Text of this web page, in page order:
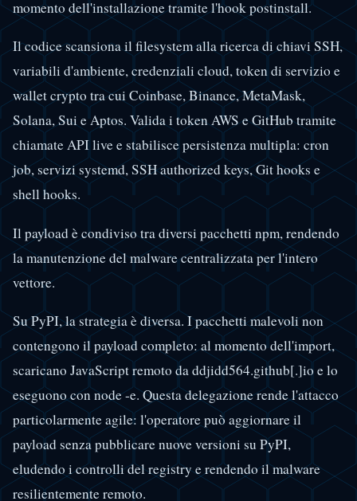
momento dell'installazione tramite l'hook postinstall.
Il codice scansiona il filesystem alla ricerca di chiavi SSH,
variabili d'ambiente, credenziali cloud, token di servizio e
wallet crypto tra cui Coinbase, Binance, MetaMask,
Solana, Sui e Aptos. Valida i token AWS e GitHub tramite
chiamate API live e stabilisce persistenza multipla: cron
job, servizi systemd, SSH authorized keys, Git hooks e
shell hooks.
Il payload è condiviso tra diversi pacchetti npm, rendendo
la manutenzione del malware centralizzata per l'intero
vettore.
Su PyPI, la strategia è diversa. I pacchetti malevoli non
contengono il payload completo: al momento dell'import,
scaricano JavaScript remoto da ddjidd564.github[.]io e lo
eseguono con node -e. Questa delegazione rende l'attacco
particolarmente agile: l'operatore può aggiornare il
payload senza pubblicare nuove versioni su PyPI,
eludendo i controlli del registry e rendendo il malware
resilientemente remoto.